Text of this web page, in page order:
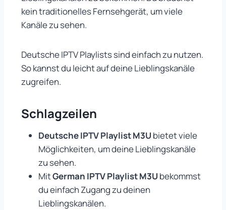
kein traditionelles Fernsehgerät, um viele
Kanäle zu sehen.
Deutsche IPTV Playlists sind einfach zu nutzen.
So kannst du leicht auf deine Lieblingskanäle
zugreifen.
Schlagzeilen
Deutsche IPTV Playlist M3U bietet viele
Möglichkeiten, um deine Lieblingskanäle
zu sehen.
MitGerman IPTV Playlist M3U bekommst
du einfach Zugang zu deinen
Lieblingskanälen.